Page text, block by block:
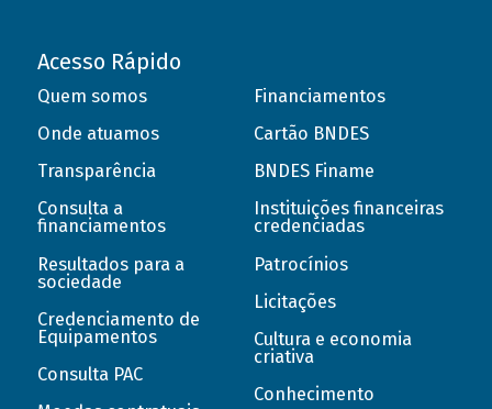
Acesso Rápido
Quem somos
Onde atuamos
Transparência
Consulta a
financiamentos
Resultados para a
sociedade
Credenciamento de
Equipamentos
Consulta PAC
Financiamentos
Cartão BNDES
BNDES Finame
Instituições financeiras
credenciadas
Patrocínios
Licitações
Cultura e economia
criativa
Conhecimento